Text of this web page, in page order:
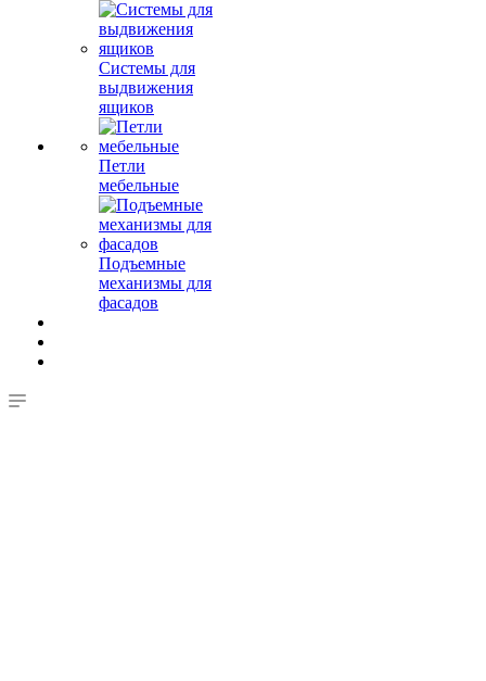
Системы для
выдвижения
ящиков
Петли
мебельные
Подъемные
механизмы для
фасадов